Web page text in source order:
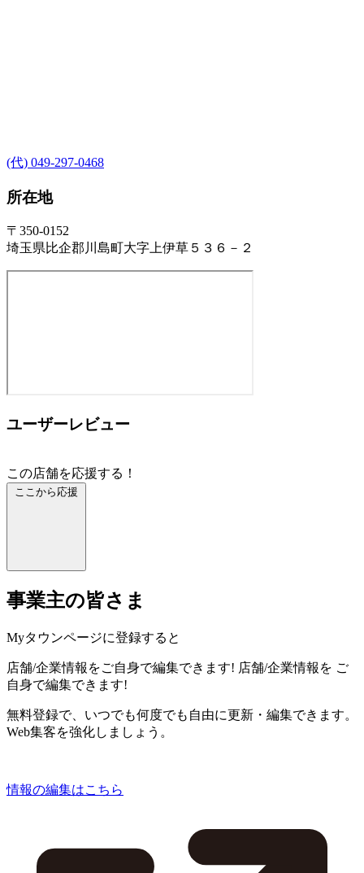
(代) 049-297-0468
所在地
〒350-0152
埼玉県比企郡川島町大字上伊草５３６－２
ユーザーレビュー
この店舗を応援する！
ここから応援
事業主の皆さま
Myタウンページに登録すると
店舗/企業情報をご自身で編集できます! 店舗/企業情報を ご
自身で編集できます!
無料登録で、いつでも何度でも自由に更新・編集できます。
Web集客を強化しましょう。
情報の編集はこちら